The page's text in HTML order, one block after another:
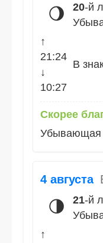
🌖 20-й
↑
21:24
↓
10:27
В
Скорее
Убывающая
4 августа
🌗 21-й
↑